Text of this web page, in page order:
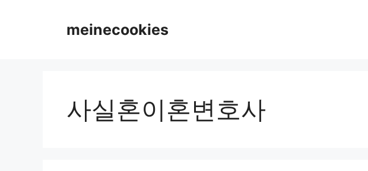
meinecookies
사실혼이혼변호사